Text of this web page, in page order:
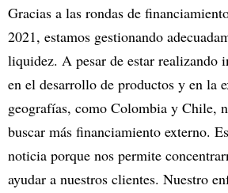
Gracias a las rondas de
2021, estamos gestionando
liquidez. A pesar de estar realizando
en el desarrollo de productos y en la
geografías, como Colombia y Chile,
buscar más financiamiento externo.
noticia porque nos permite
ayudar a nuestros clientes. Nuestro